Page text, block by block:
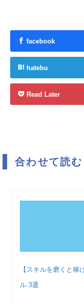
facebook
hatebu
Read Later
合わせて読
【スキルを磨くと
ル 3選